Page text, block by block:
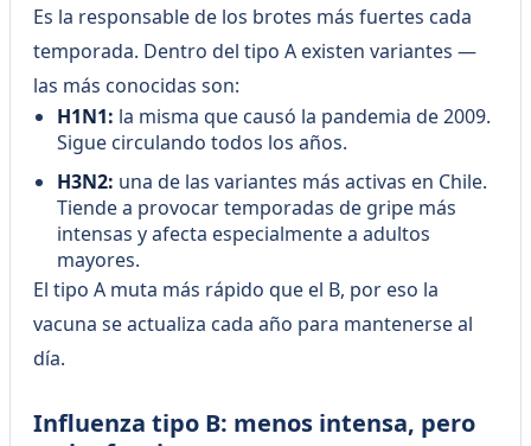
Es la responsable de los brotes más fuertes cada
temporada. Dentro del tipo A existen variantes —
las más conocidas son:
H1N1: la misma que causó la pandemia de 2009.
Sigue circulando todos los años.
H3N2: una de las variantes más activas en Chile.
Tiende a provocar temporadas de gripe más
intensas y afecta especialmente a adultos
mayores.
El tipo A muta más rápido que el B, por eso la
vacuna se actualiza cada año para mantenerse al
día.
Influenza tipo B: menos intensa, pero